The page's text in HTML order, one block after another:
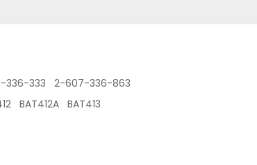
333 2-607-336-863
BAT412A BAT413